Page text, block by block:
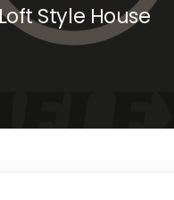
Style House